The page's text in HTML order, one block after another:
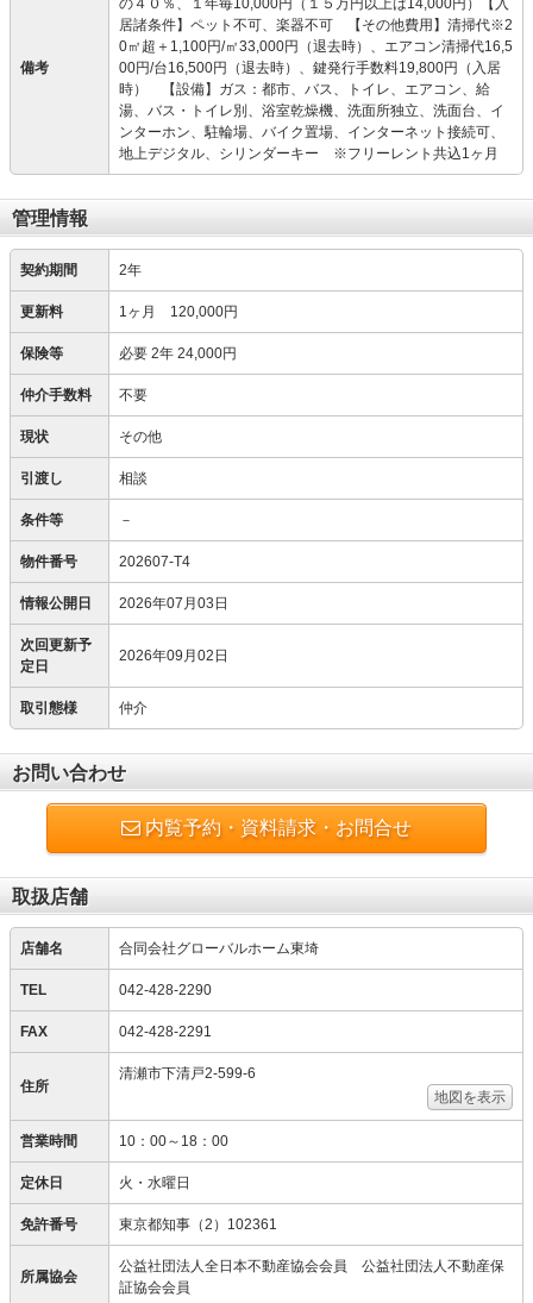
備考
の４０％、１年毎10,000円（１５万円以上は14,000円）【入
居諸条件】ペット不可、楽器不可 【その他費用】清掃代※2
0㎡超＋1,100円/㎡33,000円（退去時）、エアコン清掃代16,5
00円/台16,500円（退去時）、鍵発行手数料19,800円（入居
時） 【設備】ガス：都市、バス、トイレ、エアコン、給
湯、バス・トイレ別、浴室乾燥機、洗面所独立、洗面台、イ
ンターホン、駐輪場、バイク置場、インターネット接続可、
地上デジタル、シリンダーキー ※フリーレント共込1ヶ月
管理情報
契約期間 2年
更新料 1ヶ月 120,000円
保険等 必要 2年 24,000円
仲介手数料 不要
現状 その他
引渡し 相談
条件等 －
物件番号 202607-T4
情報公開日 2026年07月03日
次回更新予
定日
2026年09月02日
取引態様 仲介
お問い合わせ
内覧予約・資料請求・お問合せ
取扱店舗
店舗名 合同会社グローバルホーム東埼
TEL 042-428-2290
FAX 042-428-2291
住所
清瀬市下清戸2-599-6
地図を表示
営業時間 10：00～18：00
定休日 火・水曜日
免許番号 東京都知事（2）102361
所属協会
公益社団法人全日本不動産協会会員 公益社団法人不動産保
証協会会員